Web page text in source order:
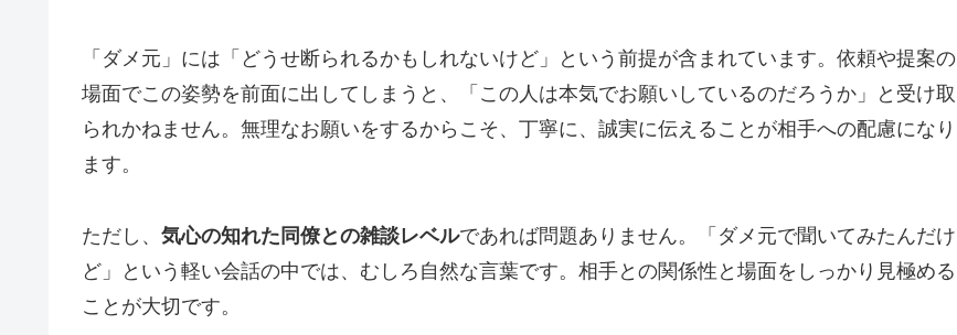
「ダメ元」には「どうせ断られるかもしれないけど」という前提が含まれています。依頼や提案の
場面でこの姿勢を前面に出してしまうと、「この人は本気でお願いしているのだろうか」と受け取
られかねません。無理なお願いをするからこそ、丁寧に、誠実に伝えることが相手への配慮になり
ます。
ただし、 気心の知れた同僚との雑談レベルであれば問題ありません。「ダメ元で聞いてみたんだけ
ど」という軽い会話の中では、むしろ自然な言葉です。相手との関係性と場面をしっかり見極める
ことが大切です。